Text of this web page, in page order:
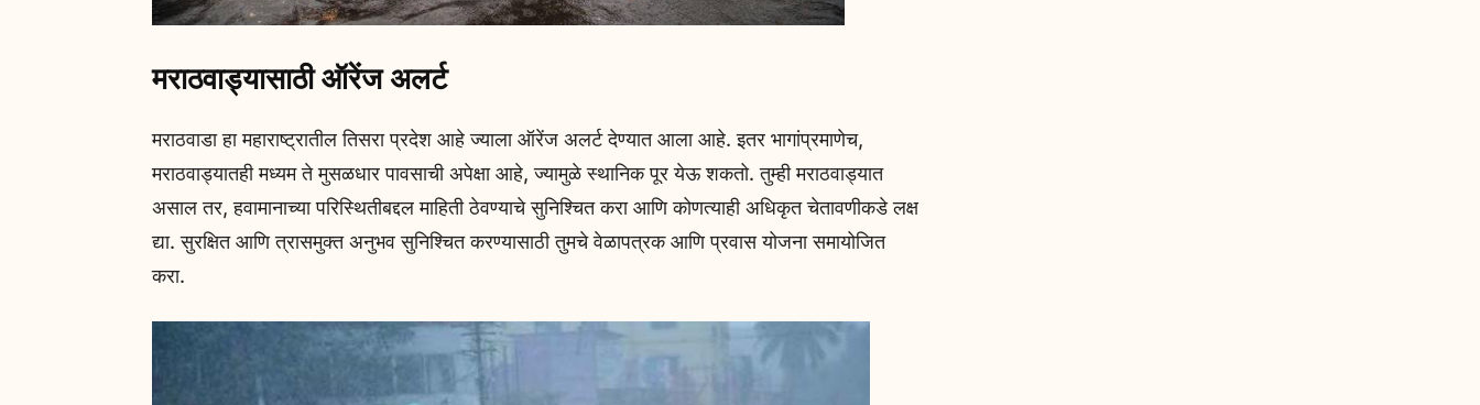
मराठवाड्यासाठी ऑरेंज अलर्ट
मराठवाडा हा महाराष्ट्रातील तिसरा प्रदेश आहे ज्याला ऑरेंज अलर्ट देण्यात आला आहे. इतर भागांप्रमाणेच,
मराठवाड्यातही मध्यम ते मुसळधार पावसाची अपेक्षा आहे, ज्यामुळे स्थानिक पूर येऊ शकतो. तुम्ही मराठवाड्यात
असाल तर, हवामानाच्या परिस्थितीबद्दल माहिती ठेवण्याचे सुनिश्चित करा आणि कोणत्याही अधिकृत चेतावणीकडे लक्ष
द्या. सुरक्षित आणि त्रासमुक्त अनुभव सुनिश्चित करण्यासाठी तुमचे वेळापत्रक आणि प्रवास योजना समायोजित
करा.